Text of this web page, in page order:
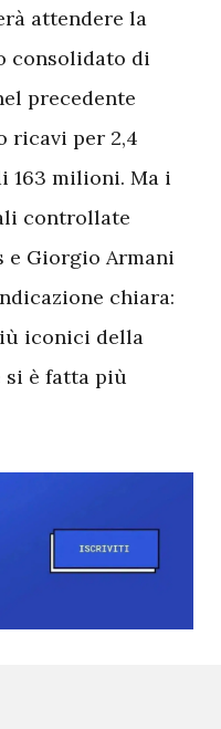
attendere la
consolidato di
precedente
ricavi per 2,4
163 milioni. Ma i
controllate
e Giorgio Armani
chiara:
iconici della
si è fatta più